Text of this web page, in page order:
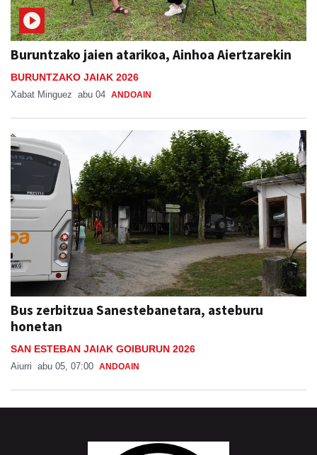
Buruntzako jaien atarikoa, Ainhoa Aiertzarekin
BURUNTZAKO JAIAK 2026
Xabat Minguez abu 04 ANDOAIN
Bus zerbitzua Sanestebanetara, asteburu
honetan
SAN ESTEBAN JAIAK GOIBURUN 2026
Aiurri abu 05, 07:00 ANDOAIN